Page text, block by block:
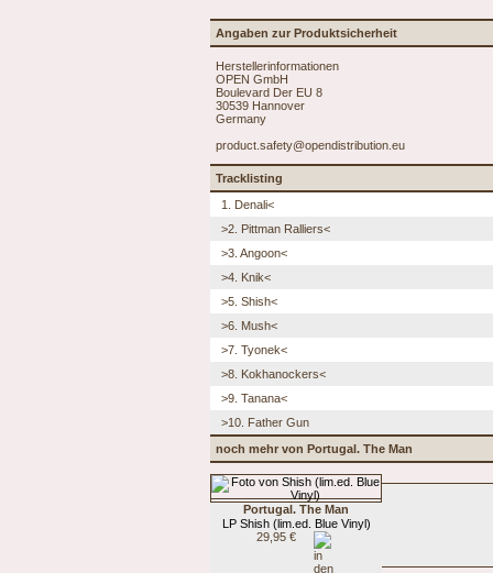
Angaben zur Produktsicherheit
Herstellerinformationen
OPEN GmbH
Boulevard Der EU 8
30539 Hannover
Germany
product.safety@opendistribution.eu
Tracklisting
1. Denali<
>2. Pittman Ralliers<
>3. Angoon<
>4. Knik<
>5. Shish<
>6. Mush<
>7. Tyonek<
>8. Kokhanockers<
>9. Tanana<
>10. Father Gun
noch mehr von Portugal. The Man
Portugal. The Man
LP Shish (lim.ed. Blue Vinyl)
29,95 €